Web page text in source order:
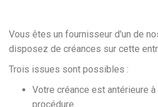
Vous êtes un fournisseur d'un de
disposez de créances sur cette
Trois issues sont possibles :
Votre créance est antérieure
procédure.